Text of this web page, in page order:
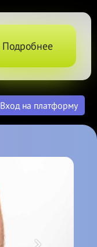
Подробнее
Вход на платформу